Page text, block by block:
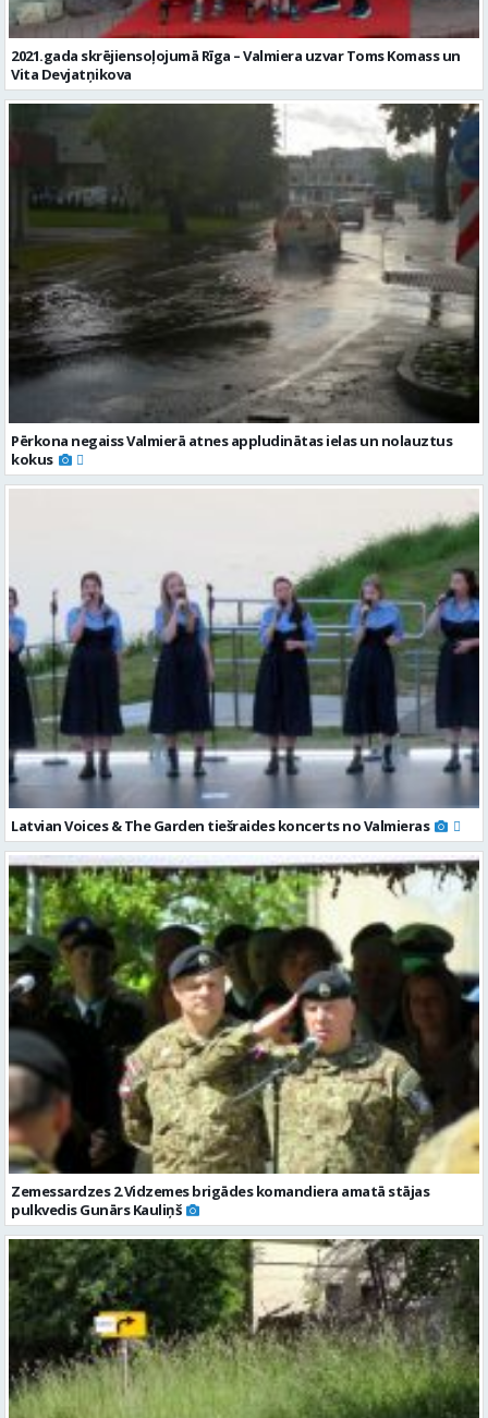
2021.gada skrējiensoļojumā Rīga – Valmiera uzvar Toms Komass un
Vita Devjatņikova
Pērkona negaiss Valmierā atnes appludinātas ielas un nolauztus
kokus
Latvian Voices & The Garden tiešraides koncerts no Valmieras
Zemessardzes 2.Vidzemes brigādes komandiera amatā stājas
pulkvedis Gunārs Kauliņš